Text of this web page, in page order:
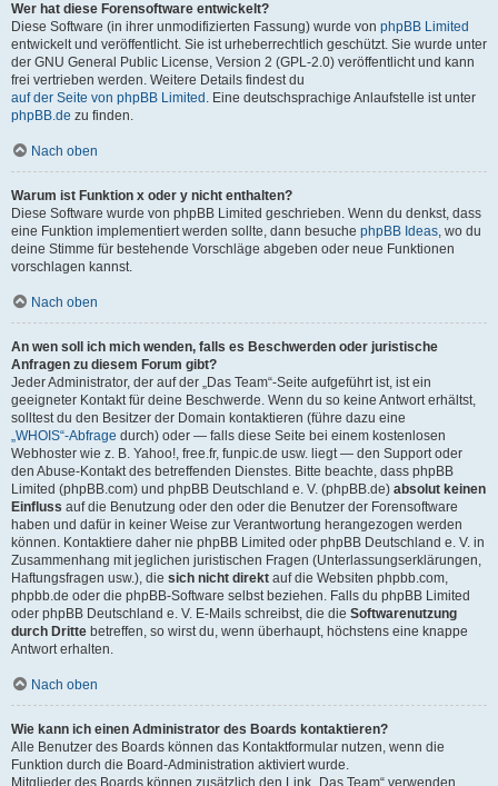
Wer hat diese Forensoftware entwickelt?
Diese Software (in ihrer unmodifizierten Fassung) wurde von phpBB Limited
entwickelt und veröffentlicht. Sie ist urheberrechtlich geschützt. Sie wurde unter
der GNU General Public License, Version 2 (GPL-2.0) veröffentlicht und kann
frei vertrieben werden. Weitere Details findest du
auf der Seite von phpBB Limited . Eine deutschsprachige Anlaufstelle ist unter
phpBB.de zu finden.
Nach oben
Warum ist Funktion x oder y nicht enthalten?
Diese Software wurde von phpBB Limited geschrieben. Wenn du denkst, dass
eine Funktion implementiert werden sollte, dann besuche phpBB Ideas, wo du
deine Stimme für bestehende Vorschläge abgeben oder neue Funktionen
vorschlagen kannst.
Nach oben
An wen soll ich mich wenden, falls es Beschwerden oder juristische
Anfragen zu diesem Forum gibt?
Jeder Administrator, der auf der „Das Team“-Seite aufgeführt ist, ist ein
geeigneter Kontakt für deine Beschwerde. Wenn du so keine Antwort erhältst,
solltest du den Besitzer der Domain kontaktieren (führe dazu eine
„WHOIS“-Abfrage durch) oder — falls diese Seite bei einem kostenlosen
Webhoster wie z. B. Yahoo!, free.fr, funpic.de usw. liegt — den Support oder
den Abuse-Kontakt des betreffenden Dienstes. Bitte beachte, dass phpBB
Limited (phpBB.com) und phpBB Deutschland e. V. (phpBB.de) absolut keinen
Einfluss auf die Benutzung oder den oder die Benutzer der Forensoftware
haben und dafür in keiner Weise zur Verantwortung herangezogen werden
können. Kontaktiere daher nie phpBB Limited oder phpBB Deutschland e. V. in
Zusammenhang mit jeglichen juristischen Fragen (Unterlassungserklärungen,
Haftungsfragen usw.), die sich nicht direkt auf die Websiten phpbb.com,
phpbb.de oder die phpBB-Software selbst beziehen. Falls du phpBB Limited
oder phpBB Deutschland e. V. E-Mails schreibst, die die Softwarenutzung
durch Dritte betreffen, so wirst du, wenn überhaupt, höchstens eine knappe
Antwort erhalten.
Nach oben
Wie kann ich einen Administrator des Boards kontaktieren?
Alle Benutzer des Boards können das Kontaktformular nutzen, wenn die
Funktion durch die Board-Administration aktiviert wurde.
Mitglieder des Boards können zusätzlich den Link „Das Team“ verwenden.